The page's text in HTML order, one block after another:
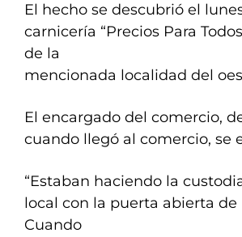
El hecho se descubrió el
carnicería “Precios Para
de la
mencionada localidad del
El encargado del comercio,
cuando llegó al comercio, se
“Estaban haciendo la
local con la puerta abierta
Cuando